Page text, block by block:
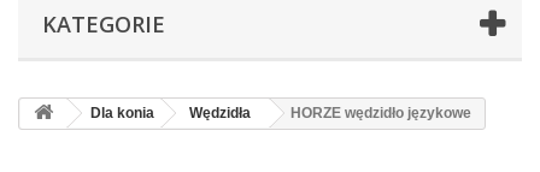
KATEGORIE
Dla konia Wędzidła HORZE wędzidło językowe